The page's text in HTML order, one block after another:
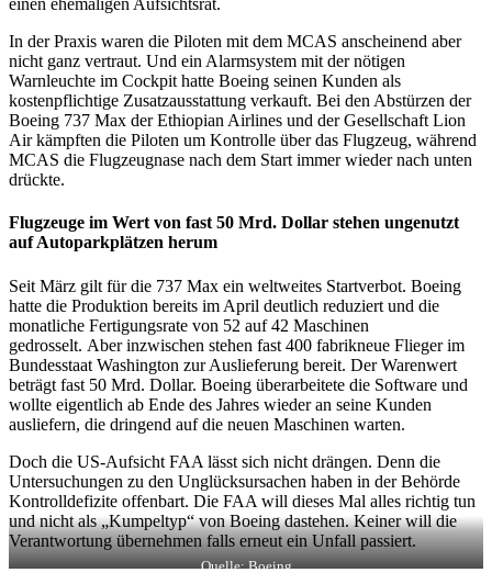
einen ehemaligen Aufsichtsrat.
In der Praxis waren die Piloten mit dem MCAS anscheinend aber
nicht ganz vertraut. Und ein Alarmsystem mit der nötigen
Warnleuchte im Cockpit hatte Boeing seinen Kunden als
kostenpflichtige Zusatzausstattung verkauft. Bei den Abstürzen der
Boeing 737 Max der Ethiopian Airlines und der Gesellschaft Lion
Air kämpften die Piloten um Kontrolle über das Flugzeug, während
MCAS die Flugzeugnase nach dem Start immer wieder nach unten
drückte.
Flugzeuge im Wert von fast 50 Mrd. Dollar stehen ungenutzt
auf Autoparkplätzen herum
Seit März gilt für die 737 Max ein weltweites Startverbot. Boeing
hatte die Produktion bereits im April deutlich reduziert und die
monatliche Fertigungsrate von 52 auf 42 Maschinen
gedrosselt. Aber inzwischen stehen fast 400 fabrikneue Flieger im
Bundesstaat Washington zur Auslieferung bereit. Der Warenwert
beträgt fast 50 Mrd. Dollar. Boeing überarbeitete die Software und
wollte eigentlich ab Ende des Jahres wieder an seine Kunden
ausliefern, die dringend auf die neuen Maschinen warten.
Doch die US-Aufsicht FAA lässt sich nicht drängen. Denn die
Untersuchungen zu den Unglücksursachen haben in der Behörde
Kontrolldefizite offenbart. Die FAA will dieses Mal alles richtig tun
und nicht als „Kumpeltyp“ von Boeing dastehen. Keiner will die
Verantwortung übernehmen falls erneut ein Unfall passiert.
Quelle: Boeing